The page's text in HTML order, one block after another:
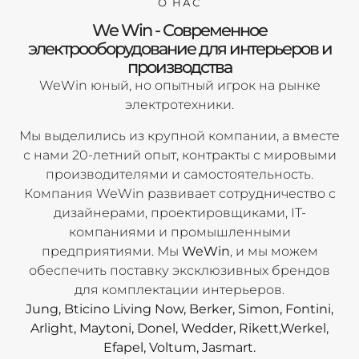
We Win - Современное
электрооборудование для интерьеров и
производства
WeWin юный, но опытный игрок на рынке
электротехники.
Мы выделились из крупной компании, а вместе
с нами 20-летний опыт, контракты с мировыми
производителями и самостоятельность.
Компания WeWin развивает сотрудничество с
дизайнерами, проектировщиками, IT-
компаниями и промышленными
предприятиями. Мы WeWin, и мы можем
обеспечить поставку эксклюзивных брендов
для комплектации интерьеров.
Jung, Bticino Living Now, Berker, Simon, Fontini,
Arlight, Maytoni, Donel, Wedder, Rikett,Werkel,
Efapel, Voltum, Jasmart.